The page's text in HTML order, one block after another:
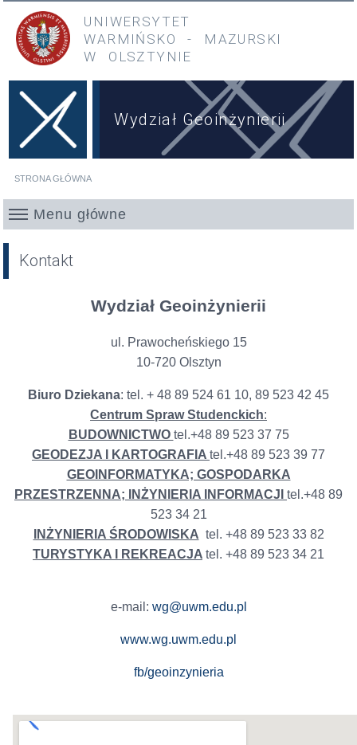
Przejdź do treści
Przejdź do menu głównego
UNIWERSYTET
WARMIŃSKO
- MAZURSKI
W OLSZTYNIE
Wydział Geoinżynierii
STRONA GŁÓWNA
Menu główne
Kontakt
Wydział Geoinżynierii
ul. Prawocheńskiego 15
10-720 Olsztyn
Biuro Dziekana: tel. + 48 89 524 61 10, 89 523 42 45
Centrum Spraw Studenckich:
BUDOWNICTWO tel.+48 89 523 37 75
GEODEZJA I KARTOGRAFIA tel.+48 89 523 39 77
GEOINFORMATYKA; GOSPODARKA
PRZESTRZENNA; INŻYNIERIA INFORMACJI tel.+48 89
523 34 21
INŻYNIERIA ŚRODOWISKA tel. +48 89 523 33 82
TURYSTYKA I REKREACJA tel. +48 89 523 34 21
e-mail: wg@uwm.edu.pl
www.wg.uwm.edu.pl
fb/geoinzynieria